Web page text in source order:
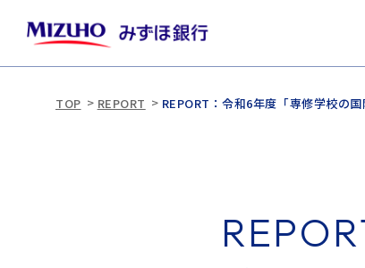
TOP REPORT REPORT：令和6年度「専修学校の
REPOR